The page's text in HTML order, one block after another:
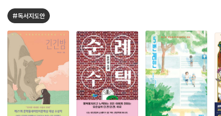
#독서지도안